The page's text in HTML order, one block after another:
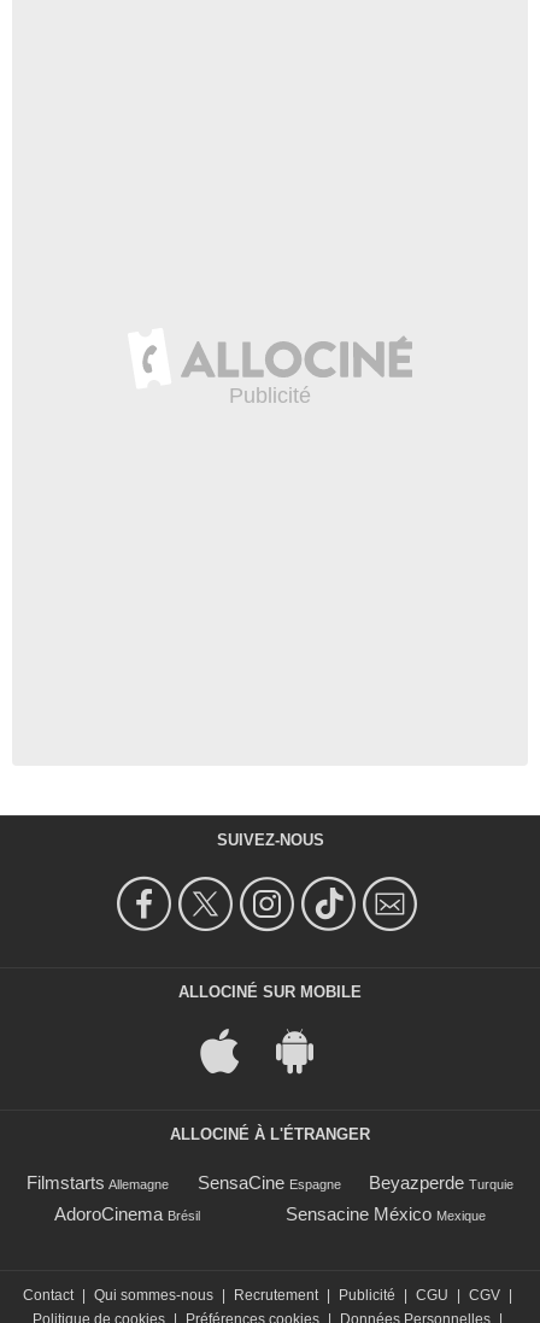
SUIVEZ-NOUS
ALLOCINÉ SUR MOBILE
ALLOCINÉ À L'ÉTRANGER
Filmstarts Allemagne SensaCine Espagne Beyazperde Turquie
AdoroCinema Brésil Sensacine México Mexique
Contact | Qui sommes-nous | Recrutement | Publicité | CGU | CGV |
Politique de cookies | Préférences cookies | Données Personnelles |